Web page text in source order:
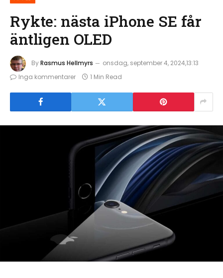
Rykte: nästa iPhone SE får
äntligen OLED
ByRasmus Hellmyrs
onsdag, september 4, 2024,13:13
Inga kommentarer
1 Min Read